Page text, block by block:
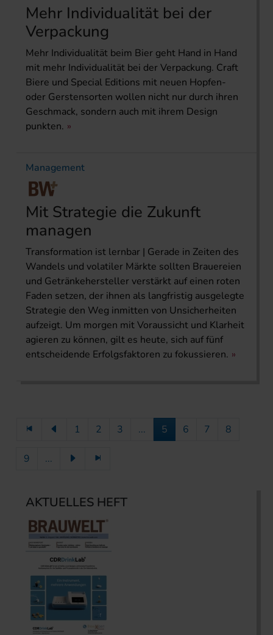
Mehr Individualität bei der
Verpackung
Mehr Individualität beim Bier geht Hand in Hand
mit mehr Individualität bei der Verpackung. Craft
Biere und Special Editions mit neuen Hopfen-
oder Gerstensorten wollen nicht nur durch ihren
Geschmack, sondern auch mit ihrem Design
punkten.
Management
Mit Strategie die Zukunft
managen
Transformation ist lernbar | Gerade in Zeiten des
Wandels und volatiler Märkte sollten Brauereien
und Getränkehersteller verstärkt auf einen roten
Faden setzen, der ihnen als langfristig ausgelegte
Strategie den Weg inmitten von Unsicherheiten
aufzeigt. Um morgen mit Voraussicht und Klarheit
agieren zu können, gilt es heute, sich auf fünf
entscheidende Erfolgsfaktoren zu fokussieren.
1 2 3 ... 5 6 7 8
9 ...
AKTUELLES HEFT